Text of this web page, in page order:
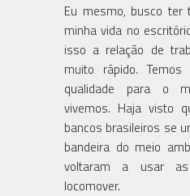
Eu mesmo, busco ter
minha vida no
isso a relação de
muito rápido.
qualidade para o
vivemos. Haja visto
bancos brasileiros se
bandeira do meio
voltaram a usar
locomover.